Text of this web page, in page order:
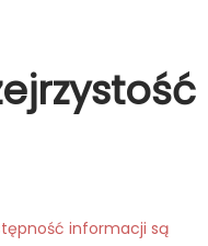
informacji są